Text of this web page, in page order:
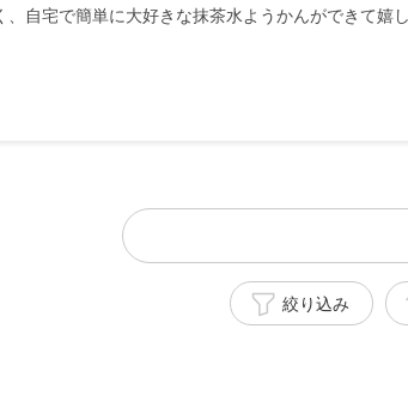
自宅で簡単に大好きな抹茶水ようかんができて嬉し
絞り込み